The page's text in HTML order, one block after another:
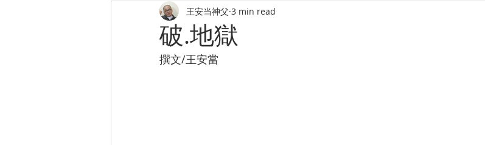
敲开各方宗教之门 上主是我的牧者
迷路的羊 微微道来
破.地獄
王安当神父 3 min read
撰文/王安當